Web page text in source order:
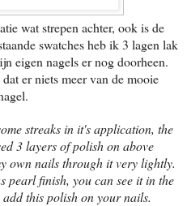
wat strepen achter, ook is de
swatches heb ik 3 lagen lak
eigen nagels er nog doorheen.
er niets meer van de mooie
streaks in it's application, the
3 layers of polish on above
own nails through it very lightly.
pearl finish, you can see it in the
this polish on your nails.